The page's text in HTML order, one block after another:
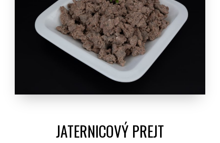
JATERNICOVÝ PREJT